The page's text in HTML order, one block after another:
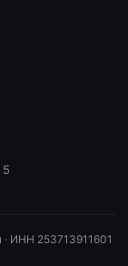
5
ИНН 253713911601